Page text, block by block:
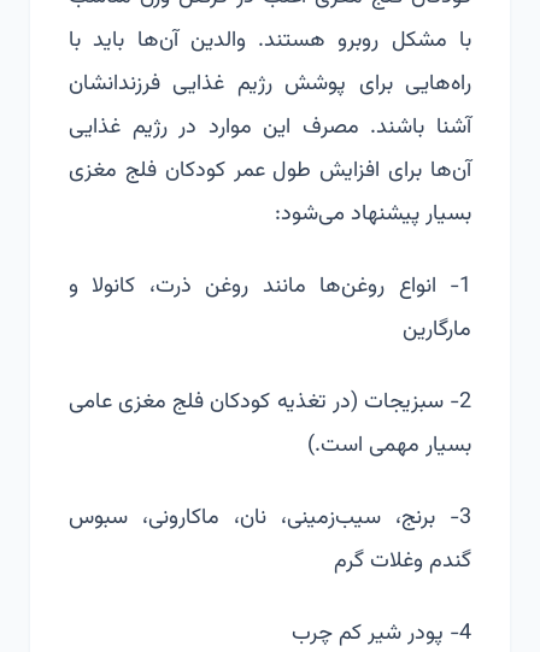
با مشکل روبرو هستند. والدین آن‌ها باید با
راه‌هایی برای پوشش رژیم غذایی فرزندانشان
آشنا باشند. مصرف این موارد در رژیم غذایی
آن‌ها برای افزایش طول عمر کودکان فلج مغزی
بسیار پیشنهاد می‌شود:
1- انواع روغن‌ها مانند روغن ذرت، کانولا و
مارگارین
2- سبزیجات (در تغذیه کودکان فلج مغزی عامی
بسیار مهمی است.)
3- برنج، سیب‌زمینی، نان، ماکارونی، سبوس
گندم وغلات گرم
4- پودر شیر کم چرب